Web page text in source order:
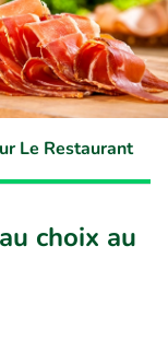
Le Restaurant
choix au